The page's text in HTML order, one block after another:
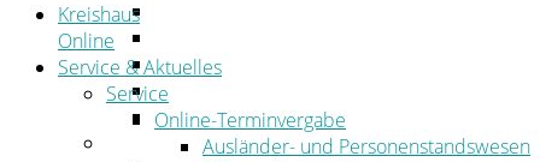
Ansprechpersonen
Formulare
Öffnungszeiten
Aktuelles
Kreishaus
Online
Service & Aktuelles
Service
Online-Terminvergabe
Ausländer- und Personenstandswesen